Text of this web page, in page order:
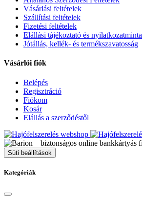
Vásárlási feltételek
Szállítási feltételek
Fizetési feltételek
Elállási tájékoztató és nyilatkozatminta
Jótállás, kellék- és termékszavatosság
Vásárlói fiók
Belépés
Regisztráció
Fiókom
Kosár
Elállás a szerződéstől
Süti beállítások
Kategóriák